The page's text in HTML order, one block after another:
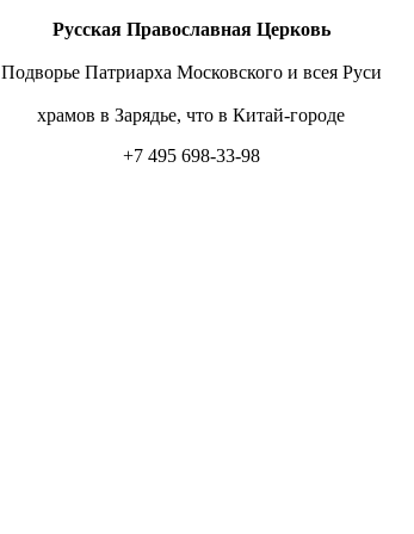
Русская Православная Церковь
Подворье Патриарха Московского и всея Руси
храмов в Зарядье, что в Китай-городе
+7 495 698-33-98